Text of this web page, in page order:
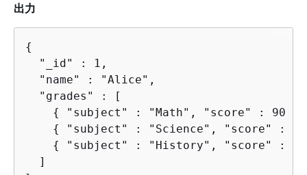
出力
{
  "_id" : 1,
  "name" : "Alice",
  "grades" : [
{
"subject" : "Math", "score" : 90 },
{
"subject" : "Science", "score" :
{
"subject" : "History", "score" :
  ]